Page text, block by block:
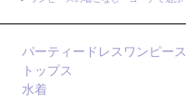
パーティードレスワンピース
トップス
水着